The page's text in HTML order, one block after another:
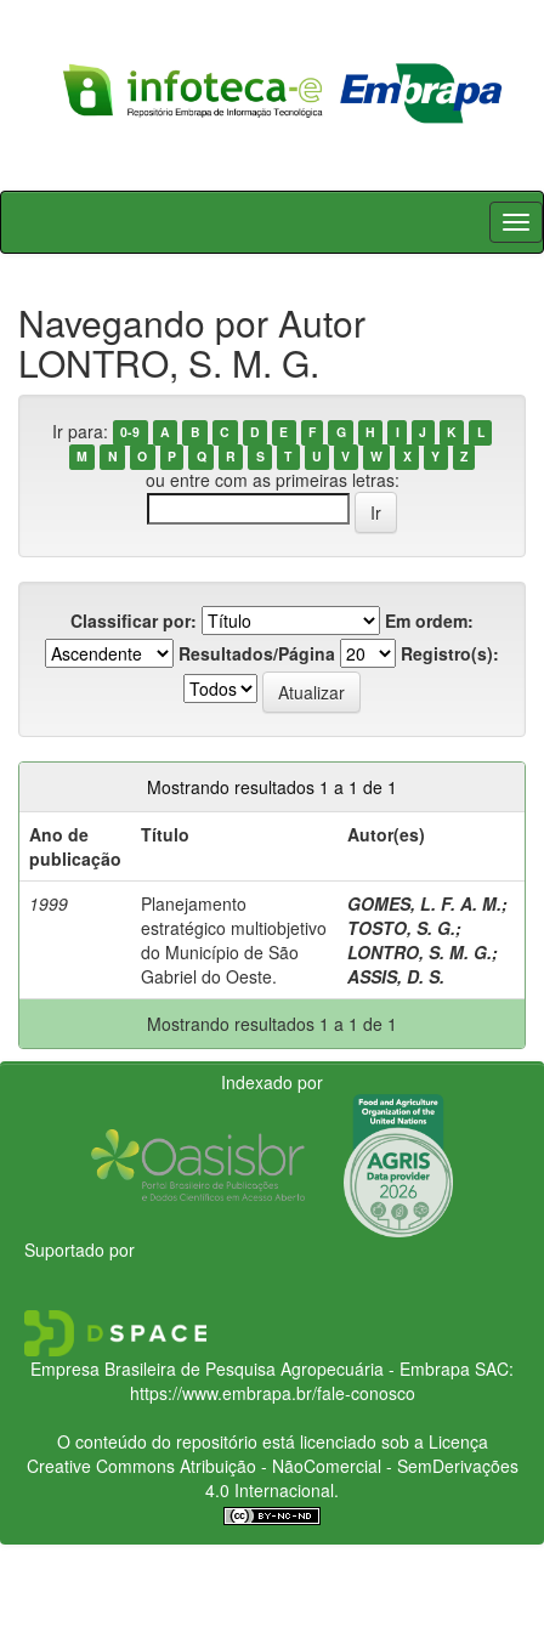
Skip
Navegando por Autor
LONTRO, S. M. G.
Ir para: 0-9 A B C D E F G H I J K
L
M
N O P Q R S T U V W X Y Z
ou entre com as primeiras letras:
Classificar por:
Em ordem:
Resultados/Página
Registro(s):
Mostrando resultados 1 a 1 de 1
Ano de
publicação
Título Autor(es)
1999
Planejamento
estratégico multiobjetivo
do Município de São
Gabriel do Oeste.
GOMES, L. F. A. M.;
TOSTO, S. G.;
LONTRO, S. M. G.;
ASSIS, D. S.
Mostrando resultados 1 a 1 de 1
Indexado por
Suportado por
Empresa Brasileira de Pesquisa Agropecuária - Embrapa SAC:
https://www.embrapa.br/fale-conosco
O conteúdo do repositório está licenciado sob a Licença
Creative CommonsAtribuição - NãoComercial - SemDerivações
4.0 Internacional.